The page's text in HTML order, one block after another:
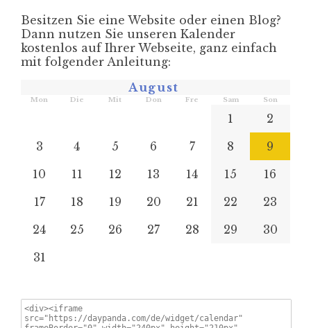
Besitzen Sie eine Website oder einen Blog?
Dann nutzen Sie unseren Kalender
kostenlos auf Ihrer Webseite, ganz einfach
mit folgender Anleitung:
August
Mon Die Mit Don Fre Sam Son
1
2
3
4 5 6 7 8
9
10
11 12 13 14 15
16
17
18 19 20 21 22
23
24
25 26 27 28 29
30
31